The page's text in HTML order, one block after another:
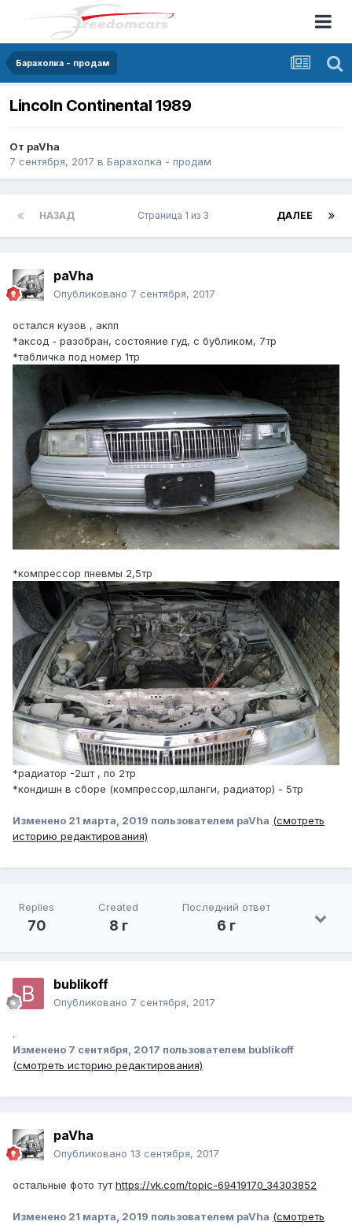
Барахолка - продам
Lincoln Continental 1989
От paVha
7 сентября, 2017 в Барахолка - продам
НАЗАД ДАЛЕЕ
Страница 1 из 3
paVha
Опубликовано 7 сентября, 2017
остался кузов , акпп
*аксод - разобран, состояние гуд, с бубликом, 7тр
*табличка под номер 1тр
*компрессор пневмы 2,5тр
*радиатор -2шт , по 2тр
*кондишн в сборе (компрессор,шланги, радиатор) - 5тр
Изменено 21 марта, 2019 пользователем paVha (смотреть
историю редактирования)
Replies
70
Created
8 г
Последний ответ
6 г
bublikoff
Опубликовано 7 сентября, 2017
.
Изменено 7 сентября, 2017 пользователем bublikoff
(смотреть историю редактирования)
paVha
Опубликовано 13 сентября, 2017
остальные фото тутhttps://vk.com/topic-69419170_34303852
Изменено 21 марта, 2019 пользователем paVha (смотреть